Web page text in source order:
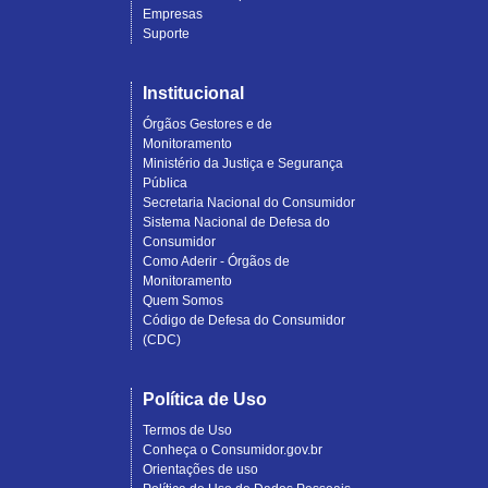
Empresas
Suporte
Institucional
Órgãos Gestores e de
Monitoramento
Ministério da Justiça e Segurança
Pública
Secretaria Nacional do Consumidor
Sistema Nacional de Defesa do
Consumidor
Como Aderir - Órgãos de
Monitoramento
Quem Somos
Código de Defesa do Consumidor
(CDC)
Política de Uso
Termos de Uso
Conheça o Consumidor.gov.br
Orientações de uso